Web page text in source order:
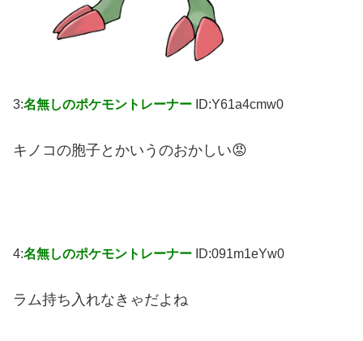
3:名無しのポケモントレーナー ID:Y61a4cmw0
キノコの胞子とかいうのおかしい😡
4:名無しのポケモントレーナー ID:091m1eYw0
ラム持ち入れなきゃだよね